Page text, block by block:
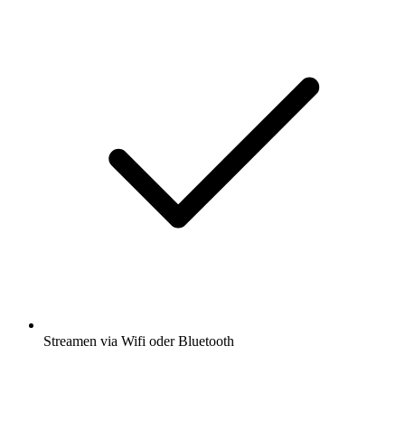
Streamen via Wifi oder Bluetooth